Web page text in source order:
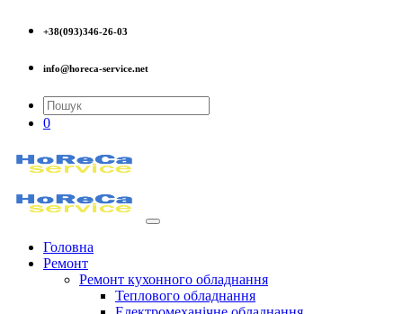
+38(093)346-26-03
info@horeca-service.net
0
Головна
Ремонт
Ремонт кухонного обладнання
Теплового обладнання